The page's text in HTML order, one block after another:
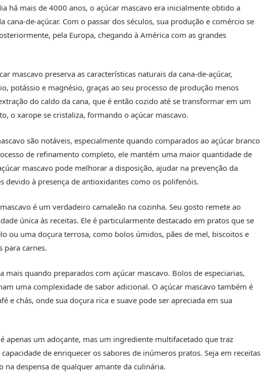
há mais de 4000 anos, o açúcar mascavo era inicialmente obtido a
de-açúcar. Com o passar dos séculos, sua produção e comércio se
pela Europa, chegando à América com as grandes
mascavo preserva as características naturais da cana-de-açúcar,
potássio e magnésio, graças ao seu processo de produção menos
do caldo da cana, que é então cozido até se transformar em um
o xarope se cristaliza, formando o açúcar mascavo.
são notáveis, especialmente quando comparados ao açúcar branco
de refinamento completo, ele mantém uma maior quantidade de
mascavo pode melhorar a disposição, ajudar na prevenção da
devido à presença de antioxidantes como os polifenóis.
é um verdadeiro camaleão na cozinha. Seu gosto remete ao
única às receitas. Ele é particularmente destacado em pratos que se
ou uma doçura terrosa, como bolos úmidos, pães de mel, biscoitos e
para carnes.
mais quando preparados com açúcar mascavo. Bolos de especiarias,
uma complexidade de sabor adicional. O açúcar mascavo também é
e chás, onde sua doçura rica e suave pode ser apreciada em sua
apenas um adoçante, mas um ingrediente multifacetado que traz
de enriquecer os sabores de inúmeros pratos. Seja em receitas
na despensa de qualquer amante da culinária.